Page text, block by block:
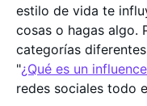
estilo de vida te
cosas o hagas algo.
categorías
"¿Qué es un
redes sociales todo